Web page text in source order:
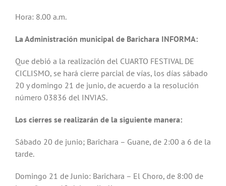
Hora: 8.00 a.m.
La Administración municipal de Barichara INFORMA:
Que debió a la realización del CUARTO FESTIVAL DE
CICLISMO, se hará cierre parcial de vías, los días sábado
20 y domingo 21 de junio, de acuerdo a la resolución
número 03836 del INVIAS.
Los cierres se realizarán de la siguiente manera:
Sábado 20 de junio; Barichara – Guane, de 2:00 a 6 de la
tarde.
Domingo 21 de Junio: Barichara – El Choro, de 8:00 de